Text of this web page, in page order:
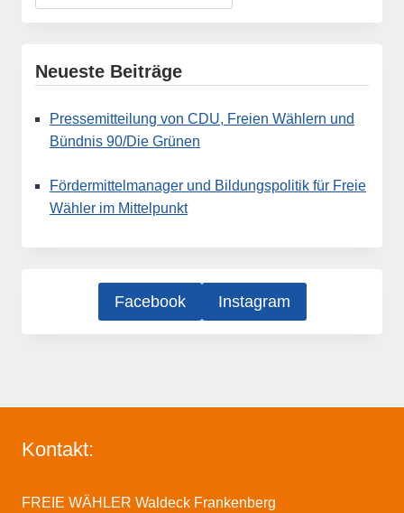
Neueste Beiträge
Pressemitteilung von CDU, Freien Wählern und
Bündnis 90/Die Grünen
Fördermittelmanager und Bildungspolitik für Freie
Wähler im Mittelpunkt
Facebook Instagram
Kontakt:
FREIE WÄHLER Waldeck Frankenberg